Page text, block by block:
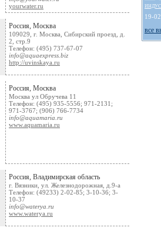
yourwater.ru
Россия, Москва
109029, г. Москва, Сибирский проезд, д.
2, стр.9
Телефон: (495) 737-67-07
info@aquaexpress.biz
http://uvinskaya.ru
Россия, Москва
Москва ул Обручева 11
Телефон: (495) 935-5556; 971-2131;
971-3767; (906) 766-7734
info@aquamaria.ru
www.aquamaria.ru
Россия, Владимирская область
г. Вязники, ул. Железнодорожная, д.9-а
Телефон: (49233) 2-02-85; 3-10-36; 3-
10-37
info@waterya.ru
www.waterya.ru
19-
все